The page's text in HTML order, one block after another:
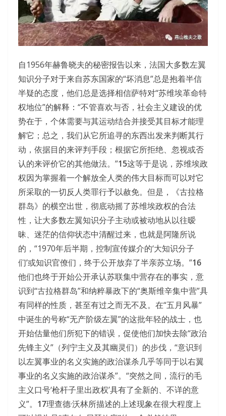
自1956年赫鲁晓夫的秘密报告以来，法国大多数左翼
知识分子对于来自苏东国家的“坏消息”总是抱着半信
半疑的态度，他们总是选择相信萨特对“苏维埃革命特
权地位”的解释：“不管喜欢与否，社会主义建设的优
势在于，个体需要与其运动结合并接受其目标才能理
解它；总之，我们从它所追寻的东西出发来判断其行
动，依据目的来评判手段；根据它所拒绝、忽视或否
认的来评价它的其他做法。”15这等于是说，苏维埃政
权因为掌握着一个解放全人类的伟大目标而可以对它
所采取的一切反人类罪行予以赦免。但是，《古拉格
群岛》的横空出世，彻底动摇了苏维埃政权的合法
性，让大多数左翼知识分子主动或被动地从以往暧
昧、迷茫的信仰状态中清醒过来，也就是阿隆所说
的，“1970年后半期，控制宣传媒介的‘大知识分子
们’或知识官僚们，终于公开放弃了半亲苏立场。”16
他们也终于开始公开承认苏联集中营存在的事实，意
识到“古拉格群岛”和纳粹暴政下的“奥斯维辛集中营”具
有同样的性质，甚至有过之而无不及。在“五月风暴”
中诞生的号称“无产阶级左翼”的这批年轻的战士，也
开始估量他们所犯下的错误，促使他们加快去除“政治
先锋主义”（列宁主义及其幽灵们）的步伐，“意识到
以左翼事业的名义实施的政治谋杀几乎等同于以右翼
事业的名义实施的政治谋杀”。“突然之间，流行的毛
主义口号‘枪杆子里出政权’具有了全新的、不详的意
义”。 17理查德·沃林所描述的上述现象在很大程度上